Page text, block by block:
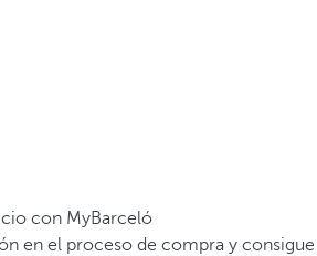
con MyBarceló
en el proceso de compra y consigue